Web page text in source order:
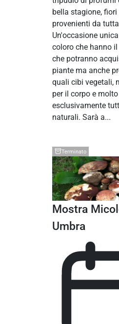
bella stagione, fiori
provenienti da
Un'occasione
coloro che hanno il
che potranno
piante ma anche
quali cibi vegetali,
per il corpo e
esclusivamente
naturali. Sarà a...
Terminato
Mostra
Umbra